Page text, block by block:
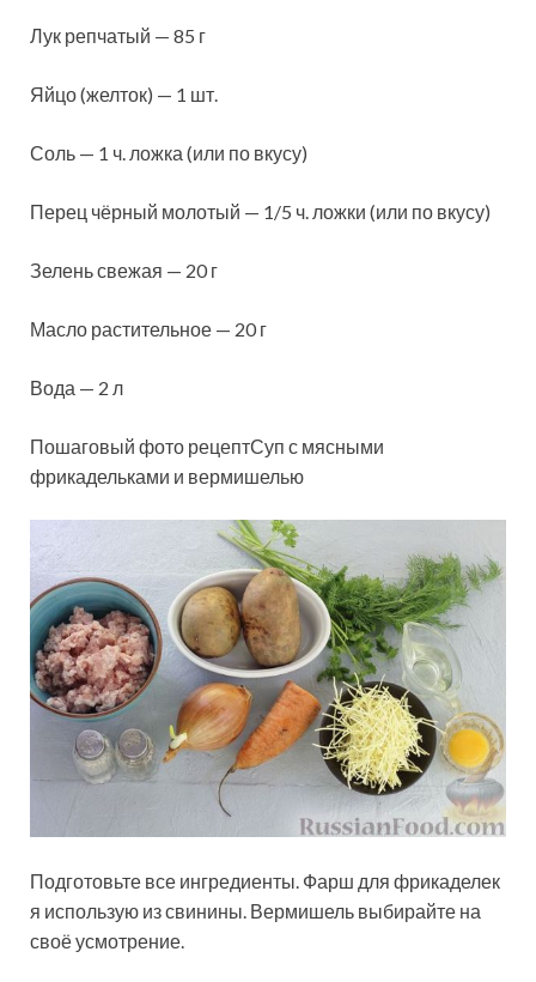
Лук репчатый — 85 г
Яйцо (желток) — 1 шт.
Соль — 1 ч. ложка (или по вкусу)
Перец чёрный молотый — 1/5 ч. ложки (или по вкусу)
Зелень свежая — 20 г
Масло растительное — 20 г
Вода — 2 л
Пошаговый фото рецептСуп с мясными
фрикадельками и вермишелью
Подготовьте все ингредиенты. Фарш для фрикаделек
я использую из свинины. Вермишель выбирайте на
своё усмотрение.